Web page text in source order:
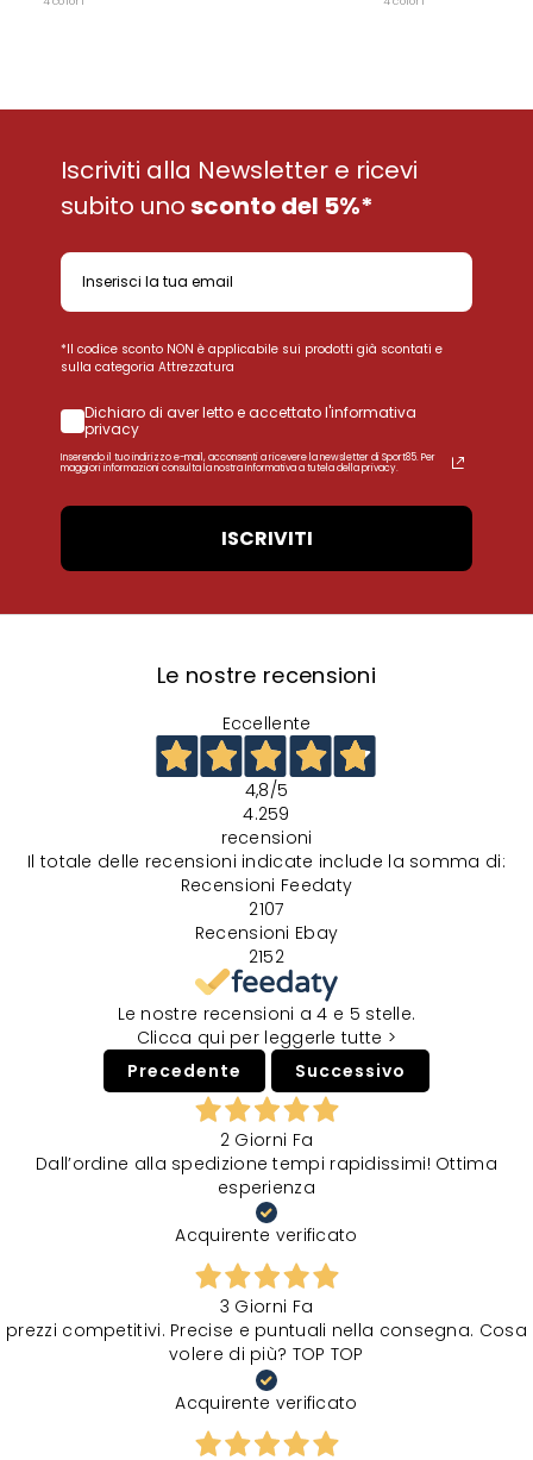
Iscriviti alla Newsletter e ricevi
subito unosconto del 5%*
*Il codice sconto NON è applicabile sui prodotti già scontati e
sulla categoria Attrezzatura
Dichiaro di aver letto e accettato l'informativa
privacy
Inserendo il tuo indirizzo e-mail, acconsenti a ricevere la newsletter di Sport85. Per
maggiori informazioni consulta la nostra Informativa a tutela della privacy.
ISCRIVITI
Le nostre recensioni
Eccellente
4,8/5
4.259
recensioni
Il totale delle recensioni indicate include la somma di:
Recensioni Feedaty
2107
Recensioni Ebay
2152
Le nostre recensioni a 4 e 5 stelle.
Clicca qui per leggerle tutte >
Precedente
Successivo
2 Giorni Fa
Dall’ordine alla spedizione tempi rapidissimi! Ottima
esperienza
Acquirente verificato
3 Giorni Fa
prezzi competitivi. Precise e puntuali nella consegna. Cosa
volere di più? TOP TOP
Acquirente verificato